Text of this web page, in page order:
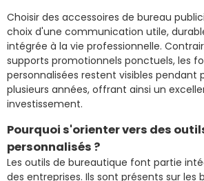
Choisir des accessoires de bureau
choix d'une communication utile,
intégrée à la vie professionnelle.
supports promotionnels ponctuels, les
personnalisées restent visibles pendant
plusieurs années, offrant ainsi un
investissement.
Pourquoi s'orienter vers des
personnalisés ?
Les outils de bureautique font partie
des entreprises. Ils sont présents sur les